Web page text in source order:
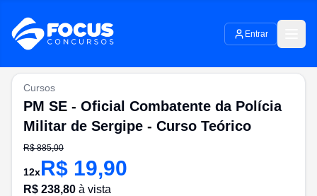
Entrar
Cursos
PM SE - Oficial Combatente da Polícia
Militar de Sergipe - Curso Teórico
R$885,00
12xR$ 19,90
R$ 238,80 à vista